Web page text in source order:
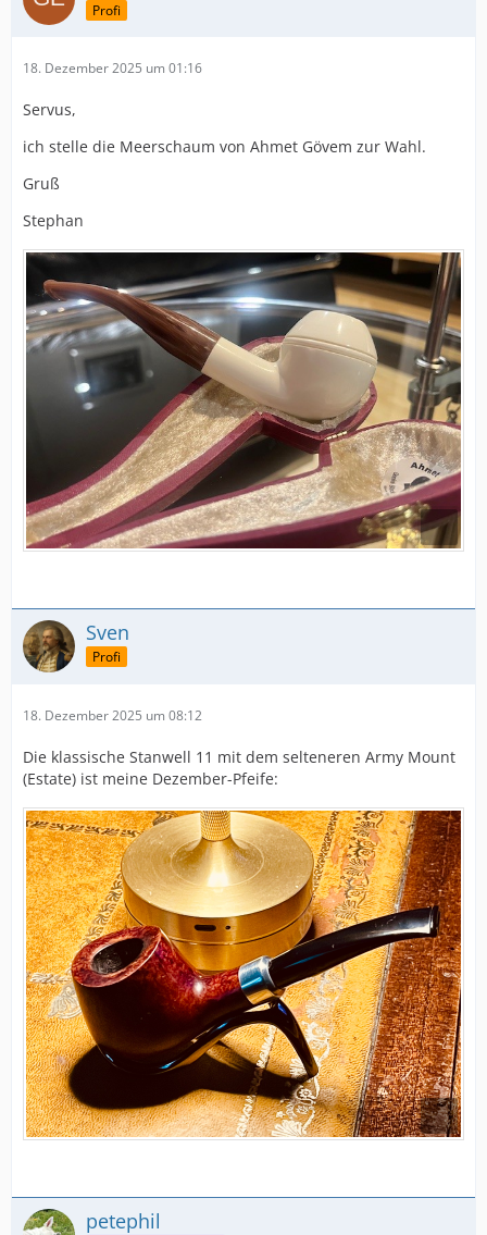
Profi
18. Dezember 2025 um 01:16
Servus,
ich stelle die Meerschaum von Ahmet Gövem zur Wahl.
Gruß
Stephan
Sven
Profi
18. Dezember 2025 um 08:12
Die klassische Stanwell 11 mit dem selteneren Army Mount
(Estate) ist meine Dezember-Pfeife:
petephil